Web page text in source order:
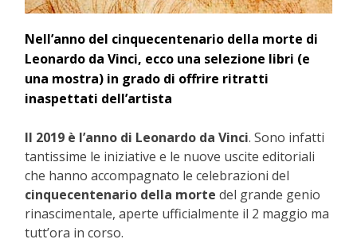
Nell’anno del cinquecentenario della morte di
Leonardo da Vinci, ecco una selezione libri (e
una mostra) in grado di offrire ritratti
inaspettati dell’artista
Il 2019 è l’anno di Leonardo da Vinci. Sono infatti
tantissime le iniziative e le nuove uscite editoriali
che hanno accompagnato le celebrazioni del
cinquecentenario della morte del grande genio
rinascimentale, aperte ufficialmente il 2 maggio ma
tutt’ora in corso.